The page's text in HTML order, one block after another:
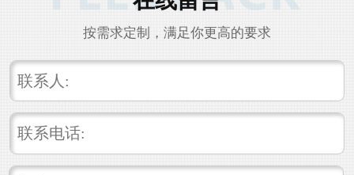
按需求定制，满足你更高的要求